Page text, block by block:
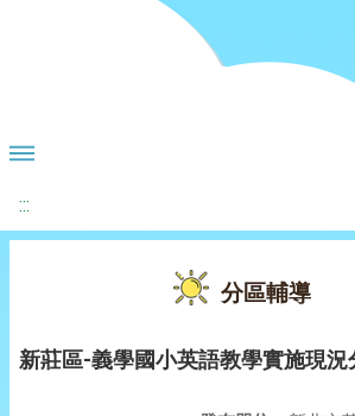
:::
分區輔導
新莊區-義學國小英語教學實施現況